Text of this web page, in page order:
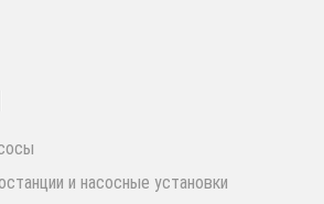
и насосные установки